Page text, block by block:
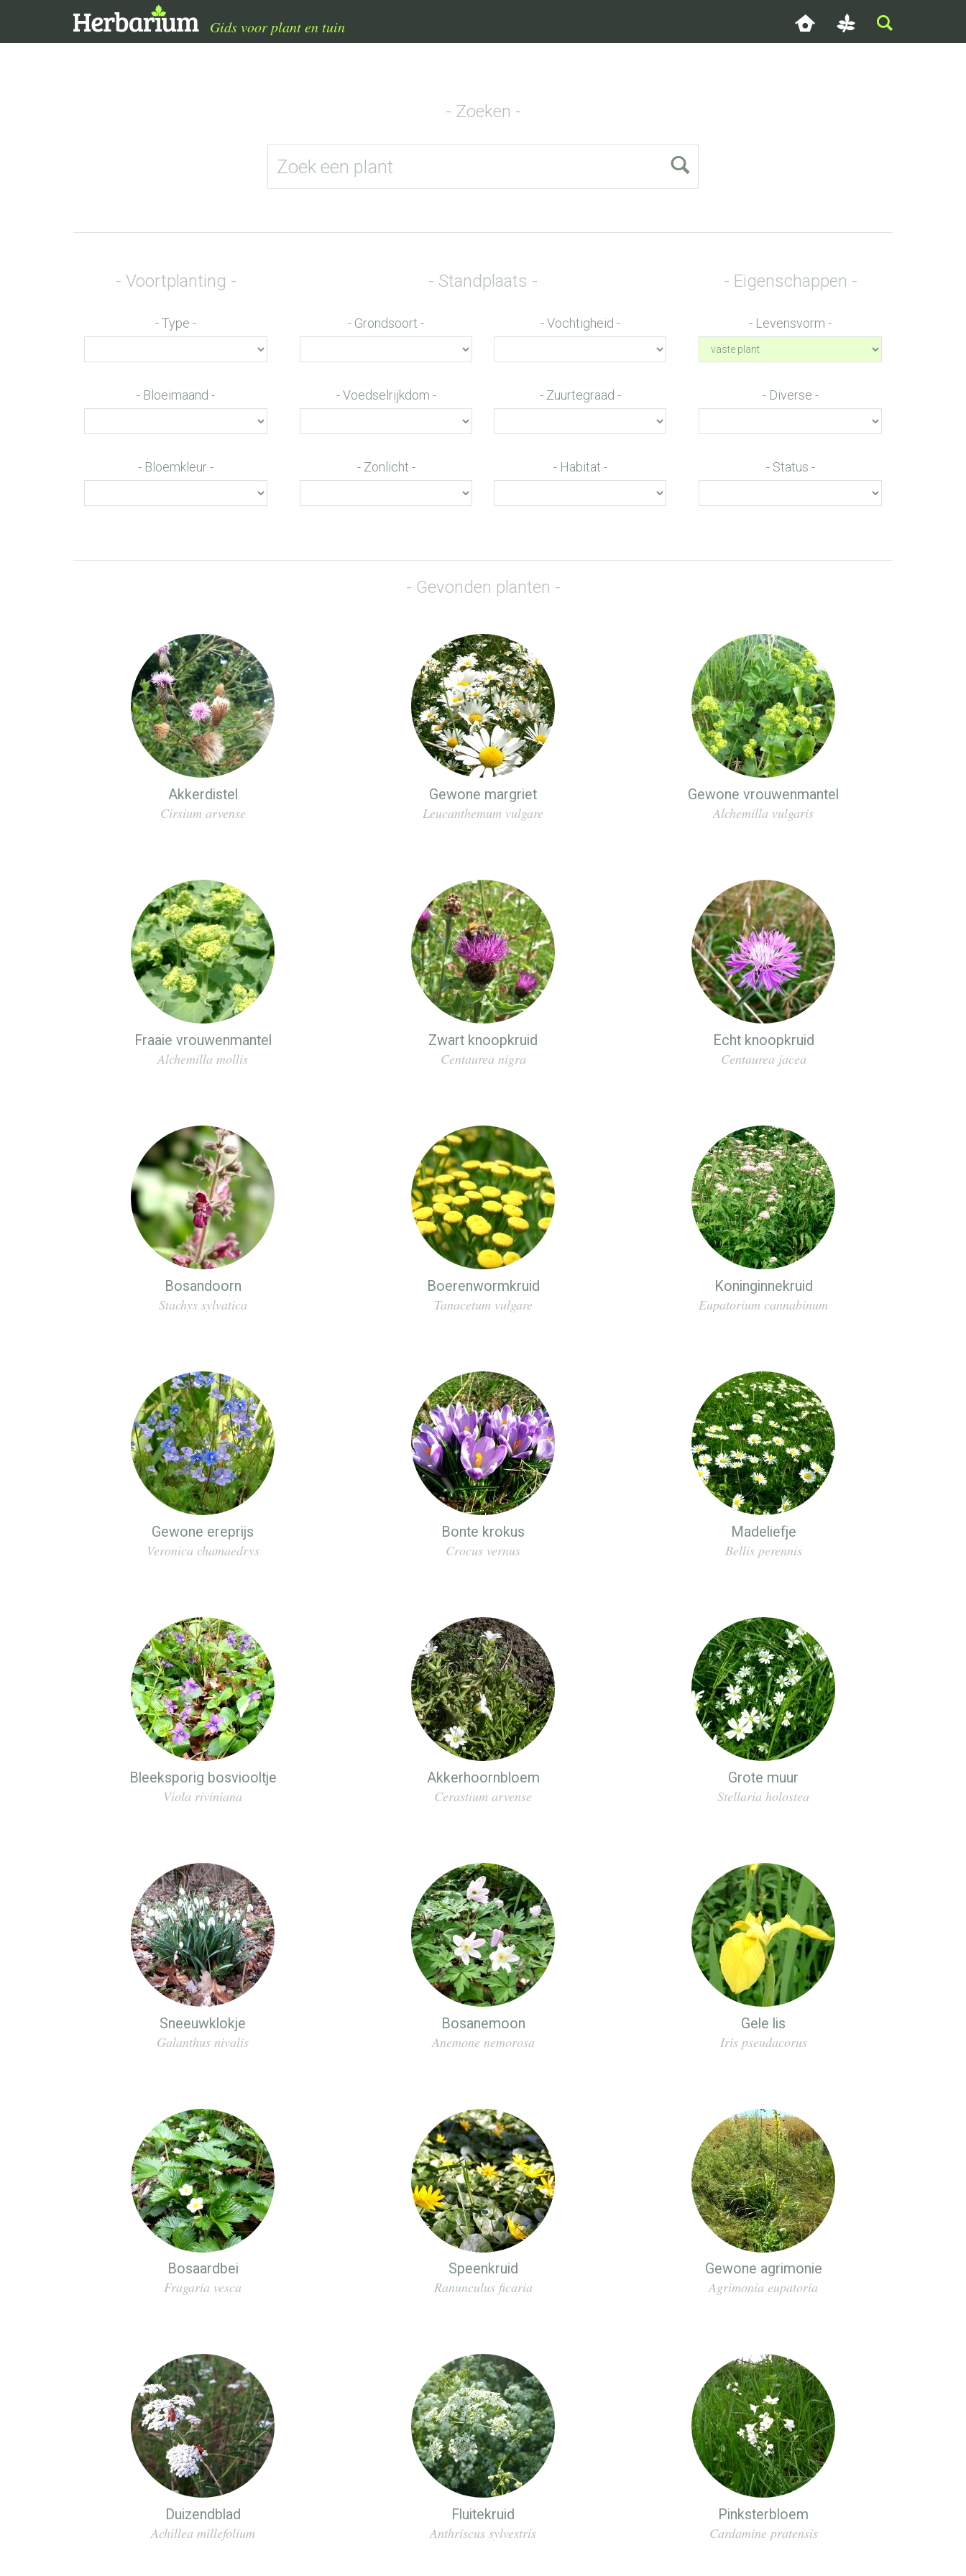
Gids voor plant en tuin
: Undefined array key "f" in /home/bouvyn/apps/default/tpl_c/47b784185546d4ee89aba2e2eeb970f2882d9f1d_0.file_page_search.tpl.php
Zoeken
Voortplanting
Type
Bloeimaand
Bloemkleur
Standplaats
Grondsoort
Voedselrijkdom
Zonlicht
Vochtigheid
Zuurtegraad
Habitat
Eigenschappen
Levensvorm
Diverse
Status
Gevonden planten
Akkerdistel
Cirsium arvense
Gewone margriet
Leucanthemum vulgare
Gewone vrouwenmantel
Alchemilla vulgaris
Fraaie vrouwenmantel
Alchemilla mollis
Zwart knoopkruid
Centaurea nigra
Echt knoopkruid
Centaurea jacea
Bosandoorn
Stachys sylvatica
Boerenwormkruid
Tanacetum vulgare
Koninginnekruid
Eupatorium cannabinum
Gewone ereprijs
Veronica chamaedrys
Bonte krokus
Crocus vernus
Madeliefje
Bellis perennis
Bleeksporig bosviooltje
Viola riviniana
Akkerhoornbloem
Cerastium arvense
Grote muur
Stellaria holostea
Sneeuwklokje
Galanthus nivalis
Bosanemoon
Anemone nemorosa
Gele lis
Iris pseudacorus
Bosaardbei
Fragaria vesca
Speenkruid
Ranunculus ficaria
Gewone agrimonie
Agrimonia eupatoria
Duizendblad
Achillea millefolium
Fluitekruid
Anthriscus sylvestris
Pinksterbloem
Cardamine pratensis